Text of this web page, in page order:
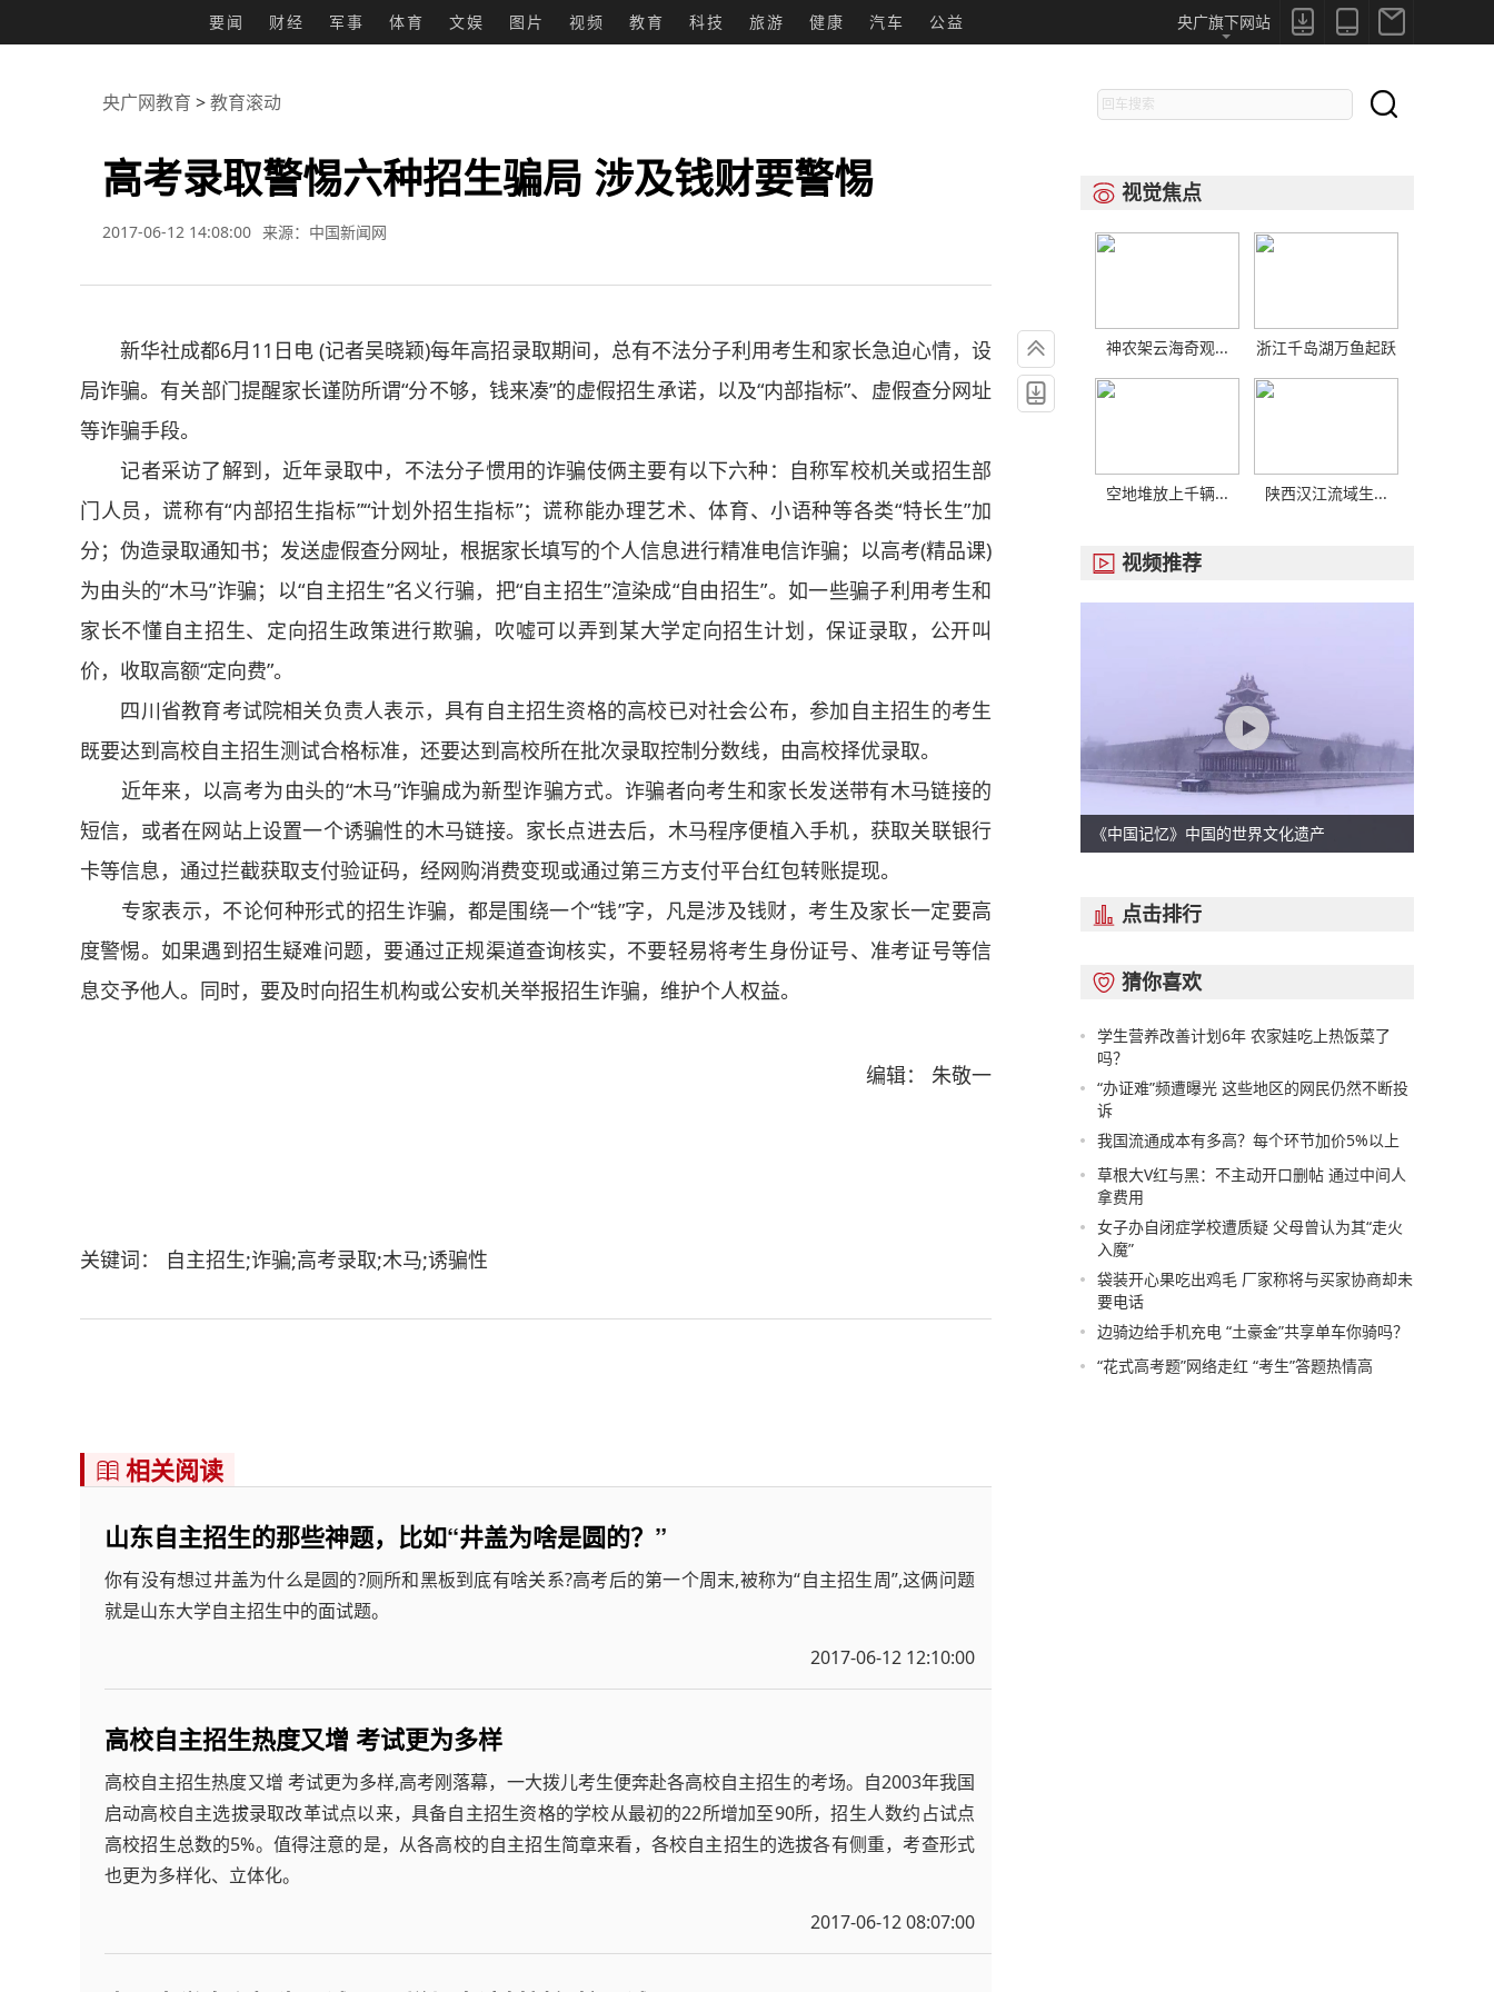
要闻 财经 军事 体育 文娱 图片 视频 教育 科技 旅游 健康 汽车 公益 


央广旗下网站
央广网教育 >教育滚动
高考录取警惕六种招生骗局 涉及钱财要警惕
2017-06-12 14:08:00 来源：中国新闻网
新华社成都6月11日电 (记者吴晓颖)每年高招录取期间，总有不法分子利用考生和家长急迫心情，设
局诈骗。有关部门提醒家长谨防所谓“分不够，钱来凑”的虚假招生承诺，以及“内部指标”、虚假查分网址
等诈骗手段。
记者采访了解到，近年录取中，不法分子惯用的诈骗伎俩主要有以下六种：自称军校机关或招生部
门人员，谎称有“内部招生指标”“计划外招生指标”；谎称能办理艺术、体育、小语种等各类“特长生”加
分；伪造录取通知书；发送虚假查分网址，根据家长填写的个人信息进行精准电信诈骗；以高考(精品课)
为由头的“木马”诈骗；以“自主招生”名义行骗，把“自主招生”渲染成“自由招生”。如一些骗子利用考生和
家长不懂自主招生、定向招生政策进行欺骗，吹嘘可以弄到某大学定向招生计划，保证录取，公开叫
价，收取高额“定向费”。
四川省教育考试院相关负责人表示，具有自主招生资格的高校已对社会公布，参加自主招生的考生
既要达到高校自主招生测试合格标准，还要达到高校所在批次录取控制分数线，由高校择优录取。
近年来，以高考为由头的“木马”诈骗成为新型诈骗方式。诈骗者向考生和家长发送带有木马链接的
短信，或者在网站上设置一个诱骗性的木马链接。家长点进去后，木马程序便植入手机，获取关联银行
卡等信息，通过拦截获取支付验证码，经网购消费变现或通过第三方支付平台红包转账提现。
专家表示，不论何种形式的招生诈骗，都是围绕一个“钱”字，凡是涉及钱财，考生及家长一定要高
度警惕。如果遇到招生疑难问题，要通过正规渠道查询核实，不要轻易将考生身份证号、准考证号等信
息交予他人。同时，要及时向招生机构或公安机关举报招生诈骗，维护个人权益。
编辑： 朱敬一
关键词： 自主招生;诈骗;高考录取;木马;诱骗性


 相关阅读
山东自主招生的那些神题，比如“井盖为啥是圆的？”
你有没有想过井盖为什么是圆的?厕所和黑板到底有啥关系?高考后的第一个周末,被称为“自主招生周”,这俩问题
就是山东大学自主招生中的面试题。
2017-06-12 12:10:00
高校自主招生热度又增 考试更为多样
高校自主招生热度又增 考试更为多样,高考刚落幕，一大拨儿考生便奔赴各高校自主招生的考场。自2003年我国
启动高校自主选拔录取改革试点以来，具备自主招生资格的学校从最初的22所增加至90所，招生人数约占试点
高校招生总数的5%。值得注意的是，从各高校的自主招生简章来看，各校自主招生的选拔各有侧重，考查形式
也更为多样化、立体化。
2017-06-12 08:07:00

 视觉焦点
神农架云海奇观... 浙江千岛湖万鱼起跃
空地堆放上千辆... 陕西汉江流域生...
 视频推荐
《中国记忆》中国的世界文化遗产
 点击排行
 猜你喜欢
学生营养改善计划6年 农家娃吃上热饭菜了
吗？
“办证难”频遭曝光 这些地区的网民仍然不断投
诉
我国流通成本有多高？每个环节加价5%以上
草根大V红与黑：不主动开口删帖 通过中间人
拿费用
女子办自闭症学校遭质疑 父母曾认为其“走火
入魔”
袋装开心果吃出鸡毛 厂家称将与买家协商却未
要电话
边骑边给手机充电 “土豪金”共享单车你骑吗？
“花式高考题”网络走红 “考生”答题热情高